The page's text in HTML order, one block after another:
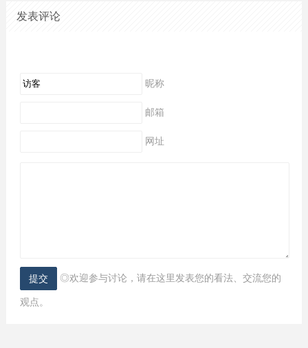
发表评论
昵称
邮箱
网址
◎欢迎参与讨论，请在这里发表您的看法、交流您的
观点。